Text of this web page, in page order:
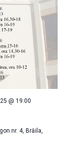
@ 19:00
nr. 4, Brăila,